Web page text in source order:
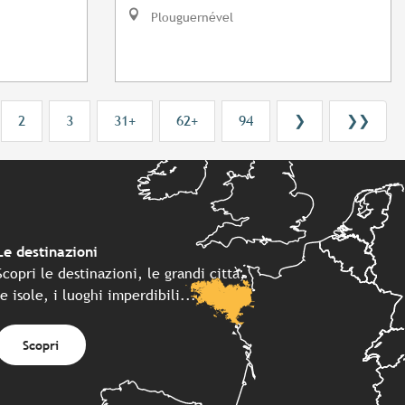
Plouguernével
2 3 31+ 62+ 94 ❯ ❯❯
destinazioni
le destinazioni, le grandi città,
isole, i luoghi imperdibili...
Scopri